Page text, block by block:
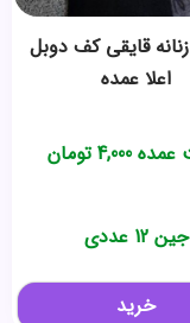
قایقی کف دوبل
اعلا عمده
عمده4,000 تومان
جین 12 عددی
خرید